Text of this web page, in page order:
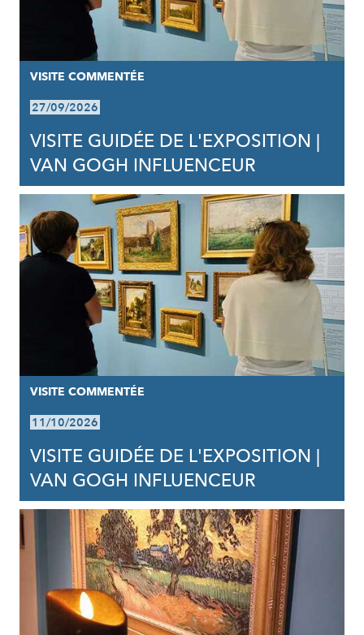
VISITE COMMENTÉE
27/09/2026
VISITE GUIDÉE DE L'EXPOSITION |
VAN GOGH INFLUENCEUR
VISITE COMMENTÉE
11/10/2026
VISITE GUIDÉE DE L'EXPOSITION |
VAN GOGH INFLUENCEUR